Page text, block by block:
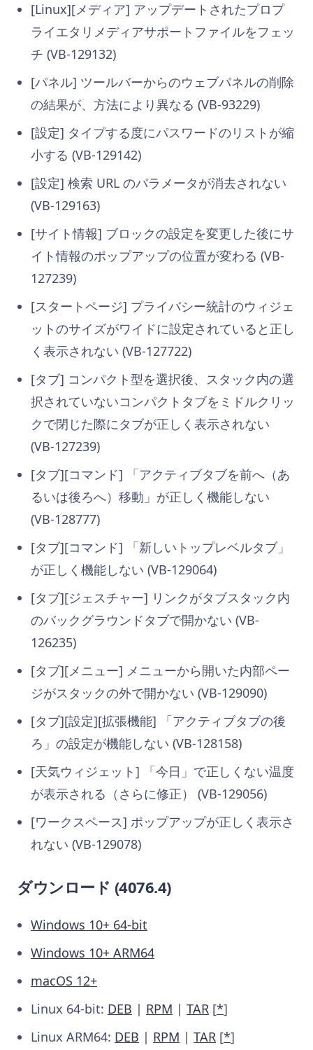
[Linux][メディア] アップデートされたプロプ
ライエタリメディアサポートファイルをフェッ
チ (VB-129132)
[パネル] ツールバーからのウェブパネルの削除
の結果が、方法により異なる (VB-93229)
[設定] タイプする度にパスワードのリストが縮
小する (VB-129142)
[設定] 検索 URL のパラメータが消去されない
(VB-129163)
[サイト情報] ブロックの設定を変更した後にサ
イト情報のポップアップの位置が変わる (VB-
127239)
[スタートページ] プライバシー統計のウィジェ
ットのサイズがワイドに設定されていると正し
く表示されない (VB-127722)
[タブ] コンパクト型を選択後、スタック内の選
択されていないコンパクトタブをミドルクリッ
クで閉じた際にタブが正しく表示されない
(VB-127239)
[タブ][コマンド] 「アクティブタブを前へ（あ
るいは後ろへ）移動」が正しく機能しない
(VB-128777)
[タブ][コマンド] 「新しいトップレベルタブ」
が正しく機能しない (VB-129064)
[タブ][ジェスチャー] リンクがタブスタック内
のバックグラウンドタブで開かない (VB-
126235)
[タブ][メニュー] メニューから開いた内部ペー
ジがスタックの外で開かない (VB-129090)
[タブ][設定][拡張機能] 「アクティブタブの後
ろ」の設定が機能しない (VB-128158)
[天気ウィジェット] 「今日」で正しくない温度
が表示される（さらに修正） (VB-129056)
[ワークスペース] ポップアップが正しく表示さ
れない (VB-129078)
ダウンロード (4076.4)
Windows 10+ 64-bit
Windows 10+ ARM64
macOS 12+
Linux 64-bit: DEB | RPM | TAR [*]
Linux ARM64: DEB | RPM | TAR [*]